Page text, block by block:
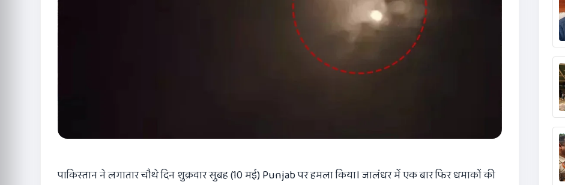
पाकिस्तान ने लगातार चौथे दिन शुक्रवार सुबह (10 मई) Punjab पर हमला किया। जालंधर में एक बार फिर धमाकों की